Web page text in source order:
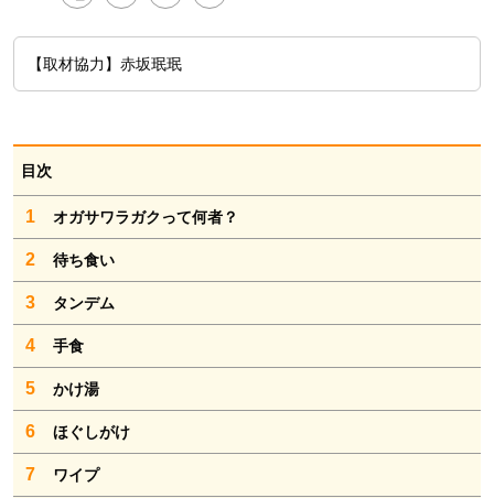
【取材協力】赤坂珉珉
目次
1 オガサワラガクって何者？
2 待ち食い
3 タンデム
4 手食
5 かけ湯
6 ほぐしがけ
7 ワイプ